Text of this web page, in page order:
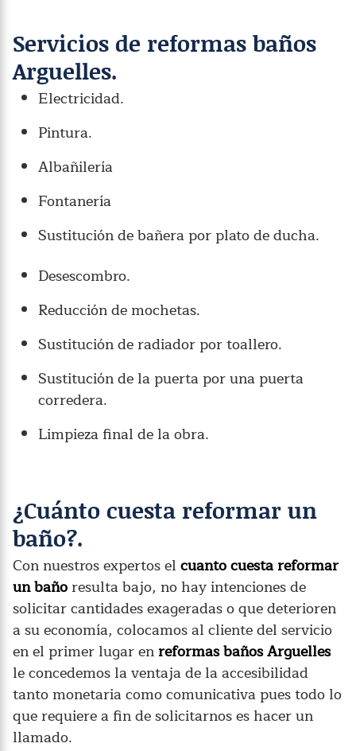
Servicios de reformas baños
Arguelles.
Electricidad.
Pintura.
Albañilería
Fontanería
Sustitución de bañera por plato de ducha.
Desescombro.
Reducción de mochetas.
Sustitución de radiador por toallero.
Sustitución de la puerta por una puerta
corredera.
Limpieza final de la obra.
¿Cuánto cuesta reformar un
baño?.
Con nuestros expertos el cuanto cuesta reformar
un baño resulta bajo, no hay intenciones de
solicitar cantidades exageradas o que deterioren
a su economía, colocamos al cliente del servicio
en el primer lugar enreformas baños Arguelles
le concedemos la ventaja de la accesibilidad
tanto monetaria como comunicativa pues todo lo
que requiere a fin de solicitarnos es hacer un
llamado.